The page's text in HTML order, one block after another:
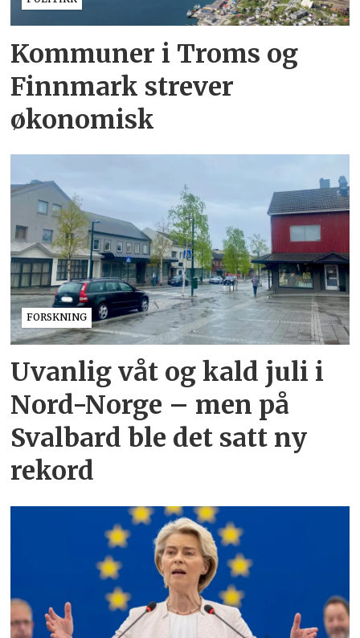
Kommuner i Troms og
Finnmark strever
økonomisk
FORSKNING
Uvanlig våt og kald juli i
Nord-Norge – men på
Svalbard ble det satt ny
rekord